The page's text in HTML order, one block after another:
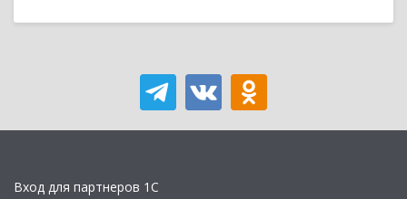
Вход для партнеров 1С